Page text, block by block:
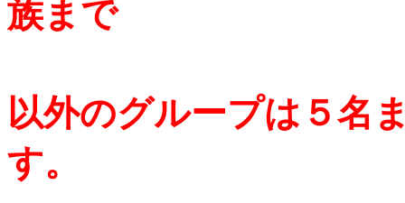
族まで
以外のグループは５名
す。